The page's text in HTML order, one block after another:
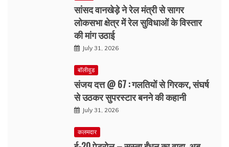
सांसद वानखेड़े ने रेल मंत्री से सागर
लोकसभा क्षेत्र में रेल सुविधाओं के विस्तार
की मांग उठाई
July 31, 2026
बॉलीवुड
संजय दत्त @ 67 : गलतियों से गिरकर, संघर्ष
से उठकर सुपरस्टार बनने की कहानी
July 31, 2026
कलमदार